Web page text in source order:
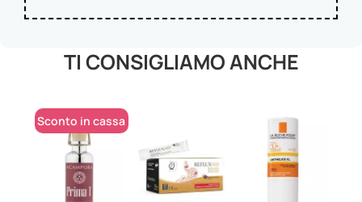
TI CONSIGLIAMO ANCHE
Sconto in cassa